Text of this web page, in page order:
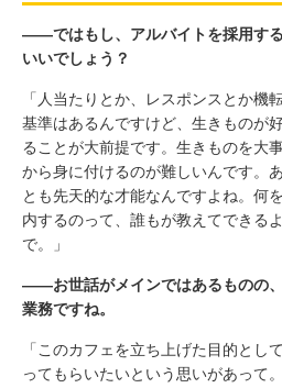
――ではもし、アルバイトを採用す
いいでしょう？
「人当たりとか、レスポンスとか機
基準はあるんですけど、生きものが
ることが大前提です。生きものを大
から身に付けるのが難しいんです。
とも先天的な才能なんですよね。何
内するのって、誰もが教えてできる
で。」
――お世話がメインではあるものの
業務ですね。
「このカフェを立ち上げた目的とし
ってもらいたいという思いがあって